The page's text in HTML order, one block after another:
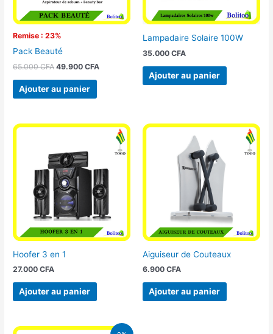
Remise : 23%
Pack Beauté
65.000CFA 49.900CFA
Ajouter au panier
Lampadaire Solaire 100W
35.000 CFA
Ajouter au panier
Hoofer 3 en 1
27.000CFA
Ajouter au panier
Aiguiseur de Couteaux
6.900 CFA
Ajouter au panier
Le
Le